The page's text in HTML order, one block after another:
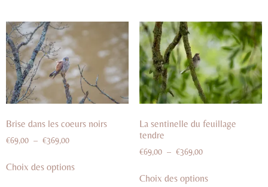
Brise dans les coeurs noirs
€69,00 – €369,00
Choix des options
La sentinelle du feuillage
tendre
€69,00 – €369,00
Choix des options